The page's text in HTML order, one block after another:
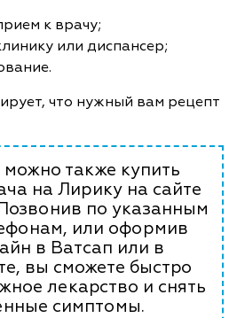
к врачу;
или диспансер;
что нужный вам рецепт
также купить
на Лирику на сайте
по указанным
или оформив
в Ватсап или в
вы сможете быстро
лекарство и снять
симптомы.